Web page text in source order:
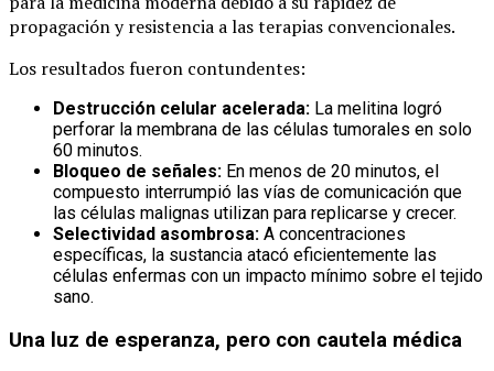
propagación y resistencia a las terapias convencionales.
Los resultados fueron contundentes:
Destrucción celular acelerada: La melitina logró
perforar la membrana de las células tumorales en solo
60 minutos.
Bloqueo de señales: En menos de 20 minutos, el
compuesto interrumpió las vías de comunicación que
las células malignas utilizan para replicarse y crecer.
Selectividad asombrosa: A concentraciones
específicas, la sustancia atacó eficientemente las
células enfermas con un impacto mínimo sobre el tejido
sano.
Una luz de esperanza, pero con cautela médica